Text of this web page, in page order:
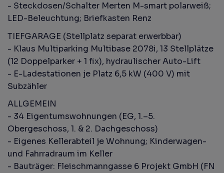
- Steckdosen/Schalter Merten M-smart polarweiß;
LED-Beleuchtung; Briefkasten Renz
TIEFGARAGE (Stellplatz separat erwerbbar)
- Klaus Multiparking Multibase 2078i, 13 Stellplätze
(12 Doppelparker + 1 fix), hydraulischer Auto-Lift
- E-Ladestationen je Platz 6,5 kW (400 V) mit
Subzähler
ALLGEMEIN
- 34 Eigentumswohnungen (EG, 1.–5.
Obergeschoss, 1. & 2. Dachgeschoss)
- Eigenes Kellerabteil je Wohnung; Kinderwagen-
und Fahrradraum im Keller
- Bauträger: Fleischmanngasse 6 Projekt GmbH (FN